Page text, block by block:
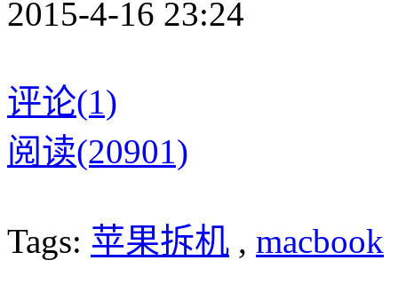
2015-4-16 23:24
评论(1)
阅读(20901)
Tags: 苹果拆机 , macbook